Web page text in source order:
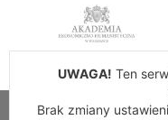
UWAGA! Ten
Brak zmiany